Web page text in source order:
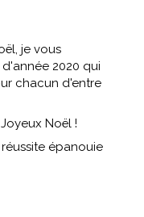
je vous
2020 qui
chacun d'entre
Noël !
épanouie